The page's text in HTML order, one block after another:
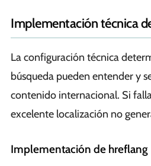
Implementación técnica
La configuración técnica
búsqueda pueden entender y
contenido internacional. Si
excelente localización no
Implementación de hreflang